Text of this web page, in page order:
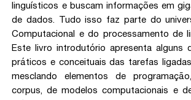
linguísticos e buscam informações em
de dados. Tudo isso faz parte do
Computacional e do processamento de
Este livro introdutório apresenta alguns
práticos e conceituais das tarefas
mesclando elementos de
corpus, de modelos computacionais e